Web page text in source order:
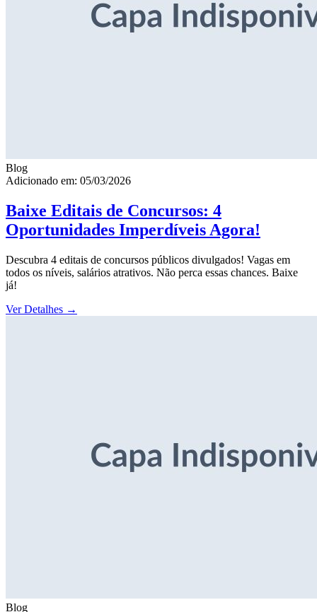
Blog
Adicionado em: 05/03/2026
Baixe Editais de Concursos: 4
Oportunidades Imperdíveis Agora!
Descubra 4 editais de concursos públicos divulgados! Vagas em
todos os níveis, salários atrativos. Não perca essas chances. Baixe
já!
Ver Detalhes →
Blog